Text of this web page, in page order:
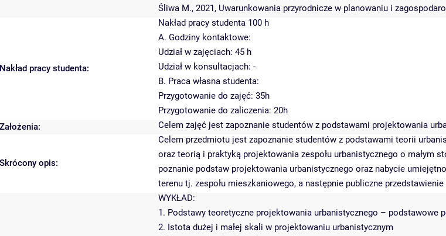
Śliwa M., 2021, Uwarunkowania przyrodnicze w planowaniu i
Nakład pracy studenta:
Nakład pracy studenta 100 h
A. Godziny kontaktowe:
Udział w zajęciach: 45 h
Udział w konsultacjach: -
B. Praca własna studenta:
Przygotowanie do zajęć: 35h
Przygotowanie do zaliczenia: 20h
Założenia:
Celem zajęć jest zapoznanie studentów z podstawami projektowania
Skrócony opis:
Celem przedmiotu jest zapoznanie studentów z podstawami teorii
oraz teorią i praktyką projektowania zespołu urbanistycznego o małym
poznanie podstaw projektowania urbanistycznego oraz nabycie
terenu tj. zespołu mieszkaniowego, a następnie publiczne
WYKŁAD:
1. Podstawy teoretyczne projektowania urbanistycznego – podstawowe
2. Istota dużej i małej skali w projektowaniu urbanistycznym